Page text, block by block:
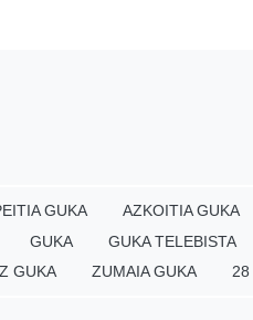
GUKA AZKOITIA GUKA
GUKA GUKA TELEBISTA
GUKA ZUMAIA GUKA 28